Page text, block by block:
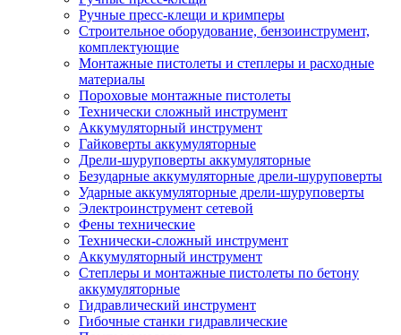
Ручные пресс-клещи и кримперы
Строительное оборудование, бензоинструмент,
комплектующие
Монтажные пистолеты и степлеры и расходные
материалы
Пороховые монтажные пистолеты
Технически сложный инструмент
Аккумуляторный инструмент
Гайковерты аккумуляторные
Дрели-шуруповерты аккумуляторные
Безударные аккумуляторные дрели-шуруповерты
Ударные аккумуляторные дрели-шуруповерты
Электроинструмент сетевой
Фены технические
Технически-сложный инструмент
Аккумуляторный инструмент
Степлеры и монтажные пистолеты по бетону
аккумуляторные
Гидравлический инструмент
Гибочные станки гидравлические